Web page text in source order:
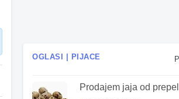
OGLASI | PIJACE
Prodajem jaja od